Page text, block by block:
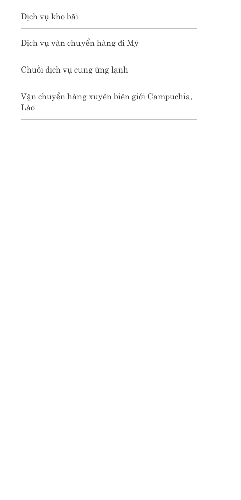
Dịch vụ kho bãi
Dịch vụ vận chuyển hàng đi Mỹ
Chuỗi dịch vụ cung ứng lạnh
Vận chuyển hàng xuyên biên giới Campuchia,
Lào